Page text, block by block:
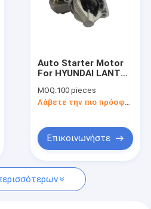
Auto Starter Motor
For HYUNDAI LANTRA
(J-1) 36100-32630
QDY1257A
SMD172860 III (Y-3)
MOQ:100 pieces
Επικοινωνήστε